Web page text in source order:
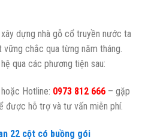
dựng nhà gỗ cổ truyền nước ta
chắc qua từng năm tháng.
qua các phương tiện sau:
Hotline: 0973 812 666 – gặp
được hỗ trợ và tư vấn miễn phí.
22 cột có buồng gói